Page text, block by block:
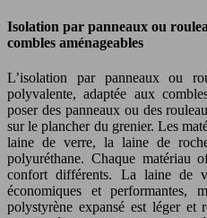
Isolation par panneaux ou
combles aménageables
L’isolation par panneaux ou
polyvalente, adaptée aux
poser des panneaux ou des
sur le plancher du grenier. Les
laine de verre, la laine de
polyuréthane. Chaque matériau
confort différents. La laine de
économiques et performantes,
polystyrène expansé est léger et